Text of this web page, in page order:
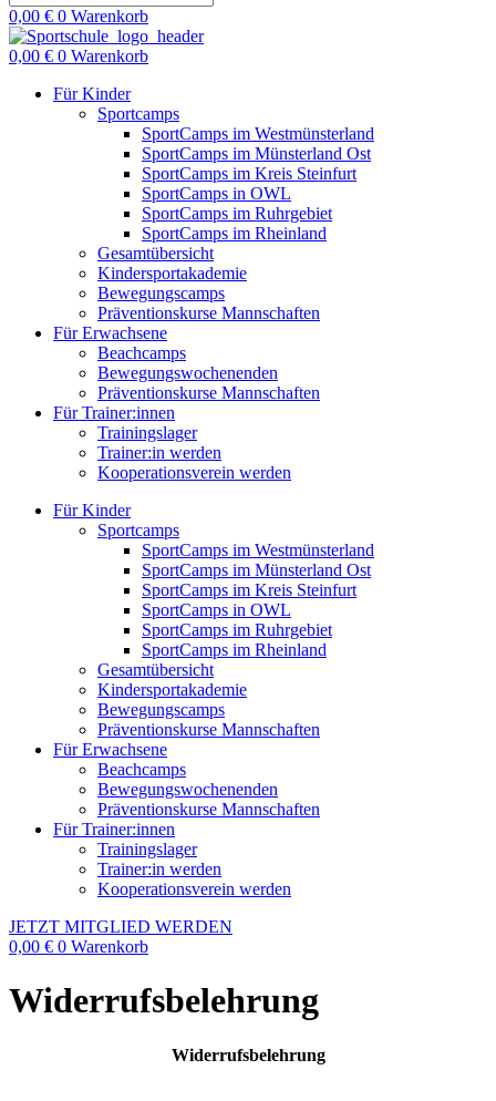
0,00 € 0 Warenkorb
0,00 € 0 Warenkorb
Für Kinder
Sportcamps
SportCamps im Westmünsterland
SportCamps im Münsterland Ost
SportCamps im Kreis Steinfurt
SportCamps in OWL
SportCamps im Ruhrgebiet
SportCamps im Rheinland
Gesamtübersicht
Kindersportakademie
Bewegungscamps
Präventionskurse Mannschaften
Für Erwachsene
Beachcamps
Bewegungswochenenden
Präventionskurse Mannschaften
Für Trainer:innen
Trainingslager
Trainer:in werden
Kooperationsverein werden
Für Kinder
Sportcamps
SportCamps im Westmünsterland
SportCamps im Münsterland Ost
SportCamps im Kreis Steinfurt
SportCamps in OWL
SportCamps im Ruhrgebiet
SportCamps im Rheinland
Gesamtübersicht
Kindersportakademie
Bewegungscamps
Präventionskurse Mannschaften
Für Erwachsene
Beachcamps
Bewegungswochenenden
Präventionskurse Mannschaften
Für Trainer:innen
Trainingslager
Trainer:in werden
Kooperationsverein werden
JETZT MITGLIED WERDEN
0,00 € 0 Warenkorb
Widerrufsbelehrung
Widerrufsbelehrung